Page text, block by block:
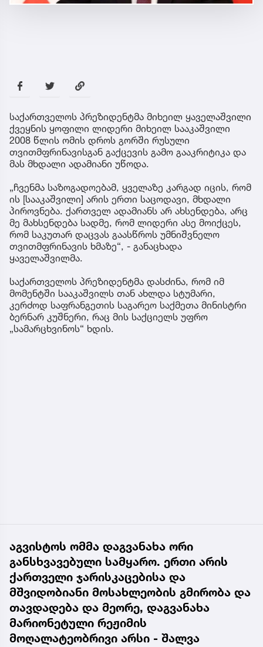
საქართველოს პრეზიდენტმა მიხეილ ყაველაშვილი
ქვეყნის ყოფილი ლიდერი მიხეილ სააკაშვილი
2008 წლის ომის დროს გორში რუსული
თვითმფრინავისგან გაქცევის გამო გააკრიტიკა და
მას მხდალი ადამიანი უწოდა.
„ჩვენმა საზოგადოებამ, ყველაზე კარგად იცის, რომ
ის [სააკაშვილი] არის ერთი საცოდავი, მხდალი
პიროვნება. ქართველ ადამიანს არ ახსენდება, არც
მე მახსენდება სადმე, რომ ლიდერი ასე მოიქცეს,
რომ საკუთარ დაცვას გაასწროს უმნიშვნელო
თვითმფრინავის ხმაზე“, - განაცხადა
ყაველაშვილმა.
საქართველოს პრეზიდენტმა დასძინა, რომ იმ
მომენტში სააკაშვილს თან ახლდა სტუმარი,
კერძოდ საფრანგეთის საგარეო საქმეთა მინისტრი
ბერნარ კუშნერი, რაც მის საქციელს უფრო
„სამარცხვინოს“ ხდის.
აგვისტოს ომმა დაგვანახა ორი
განსხვავებული სამყარო. ერთი არის
ქართველი ჯარისკაცებისა და
მშვიდობიანი მოსახლეობის გმირობა და
თავდადება და მეორე, დაგვანახა
მარიონეტული რეჟიმის
მოღალატეობრივი არსი - შალვა